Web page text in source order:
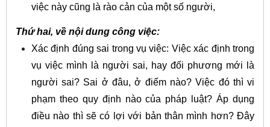
việc này cũng là rào cản của một số người,
Thứ hai, về nội dung công việc:
Xác định đúng sai trong vụ việc: Việc xác định trong
vụ việc mình là người sai, hay đối phương mới là
người sai? Sai ở đâu, ở điểm nào? Việc đó thì vi
phạm theo quy định nào của pháp luật? Áp dụng
điều nào thì sẽ có lợi với bản thân mình hơn? Đây